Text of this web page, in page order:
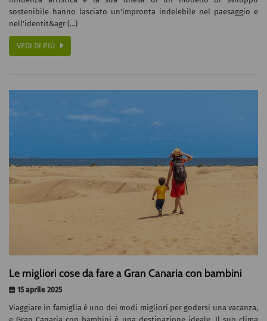
sostenibile hanno lasciato un'impronta indelebile nel paesaggio e
nell'identit&agr (...)
VEDI DI PIÙ
Le migliori cose da fare a Gran Canaria con bambini
15 aprile 2025
Viaggiare in famiglia è uno dei modi migliori per godersi una vacanza,